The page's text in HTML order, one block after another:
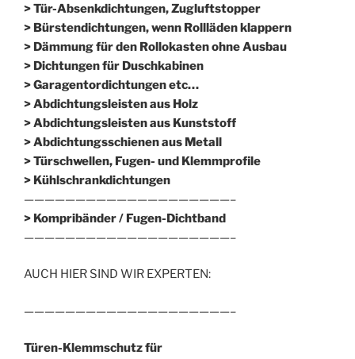
> Tür-Absenkdichtungen, Zugluftstopper
> Bürstendichtungen, wenn Rollläden klappern
> Dämmung für den Rollokasten ohne Ausbau
> Dichtungen für Duschkabinen
> Garagentordichtungen etc…
> Abdichtungsleisten aus Holz
> Abdichtungsleisten aus Kunststoff
> Abdichtungsschienen aus Metall
> Türschwellen, Fugen- und Klemmprofile
> Kühlschrankdichtungen
————————————————————–
> Kompribänder / Fugen-Dichtband
————————————————————–
AUCH HIER SIND WIR EXPERTEN:
————————————————————–
Türen-Klemmschutz für